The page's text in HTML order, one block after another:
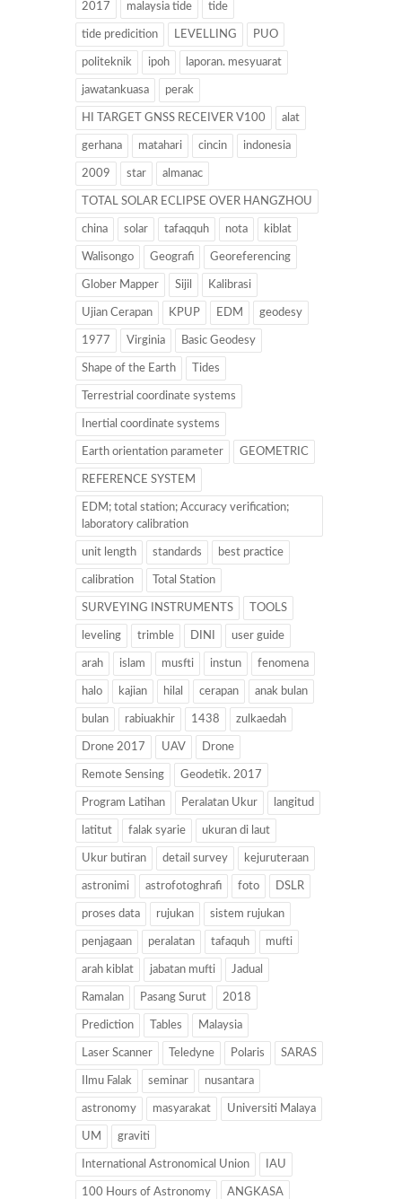
2017 malaysia tide tide
tide predicition LEVELLING PUO
politeknik ipoh laporan. mesyuarat
jawatankuasa perak
HI TARGET GNSS RECEIVER V100 alat
gerhana matahari cincin indonesia
2009 star almanac
TOTAL SOLAR ECLIPSE OVER HANGZHOU
china solar tafaqquh nota kiblat
Walisongo Geografi Georeferencing
Glober Mapper Sijil Kalibrasi
Ujian Cerapan KPUP EDM geodesy
1977 Virginia Basic Geodesy
Shape of the Earth Tides
Terrestrial coordinate systems
Inertial coordinate systems
Earth orientation parameter GEOMETRIC
REFERENCE SYSTEM
EDM; total station; Accuracy verification;
laboratory calibration
unit length standards best practice
calibration Total Station
SURVEYING INSTRUMENTS TOOLS
leveling trimble DINI user guide
arah islam musfti instun fenomena
halo kajian hilal cerapan anak bulan
bulan rabiuakhir 1438 zulkaedah
Drone 2017 UAV Drone
Remote Sensing Geodetik. 2017
Program Latihan Peralatan Ukur langitud
latitut falak syarie ukuran di laut
Ukur butiran detail survey kejuruteraan
astronimi astrofotoghrafi foto DSLR
proses data rujukan sistem rujukan
penjagaan peralatan tafaquh mufti
arah kiblat jabatan mufti Jadual
Ramalan Pasang Surut 2018
Prediction Tables Malaysia
Laser Scanner Teledyne Polaris SARAS
Ilmu Falak seminar nusantara
astronomy masyarakat Universiti Malaya
UM graviti
International Astronomical Union IAU
100 Hours of Astronomy ANGKASA